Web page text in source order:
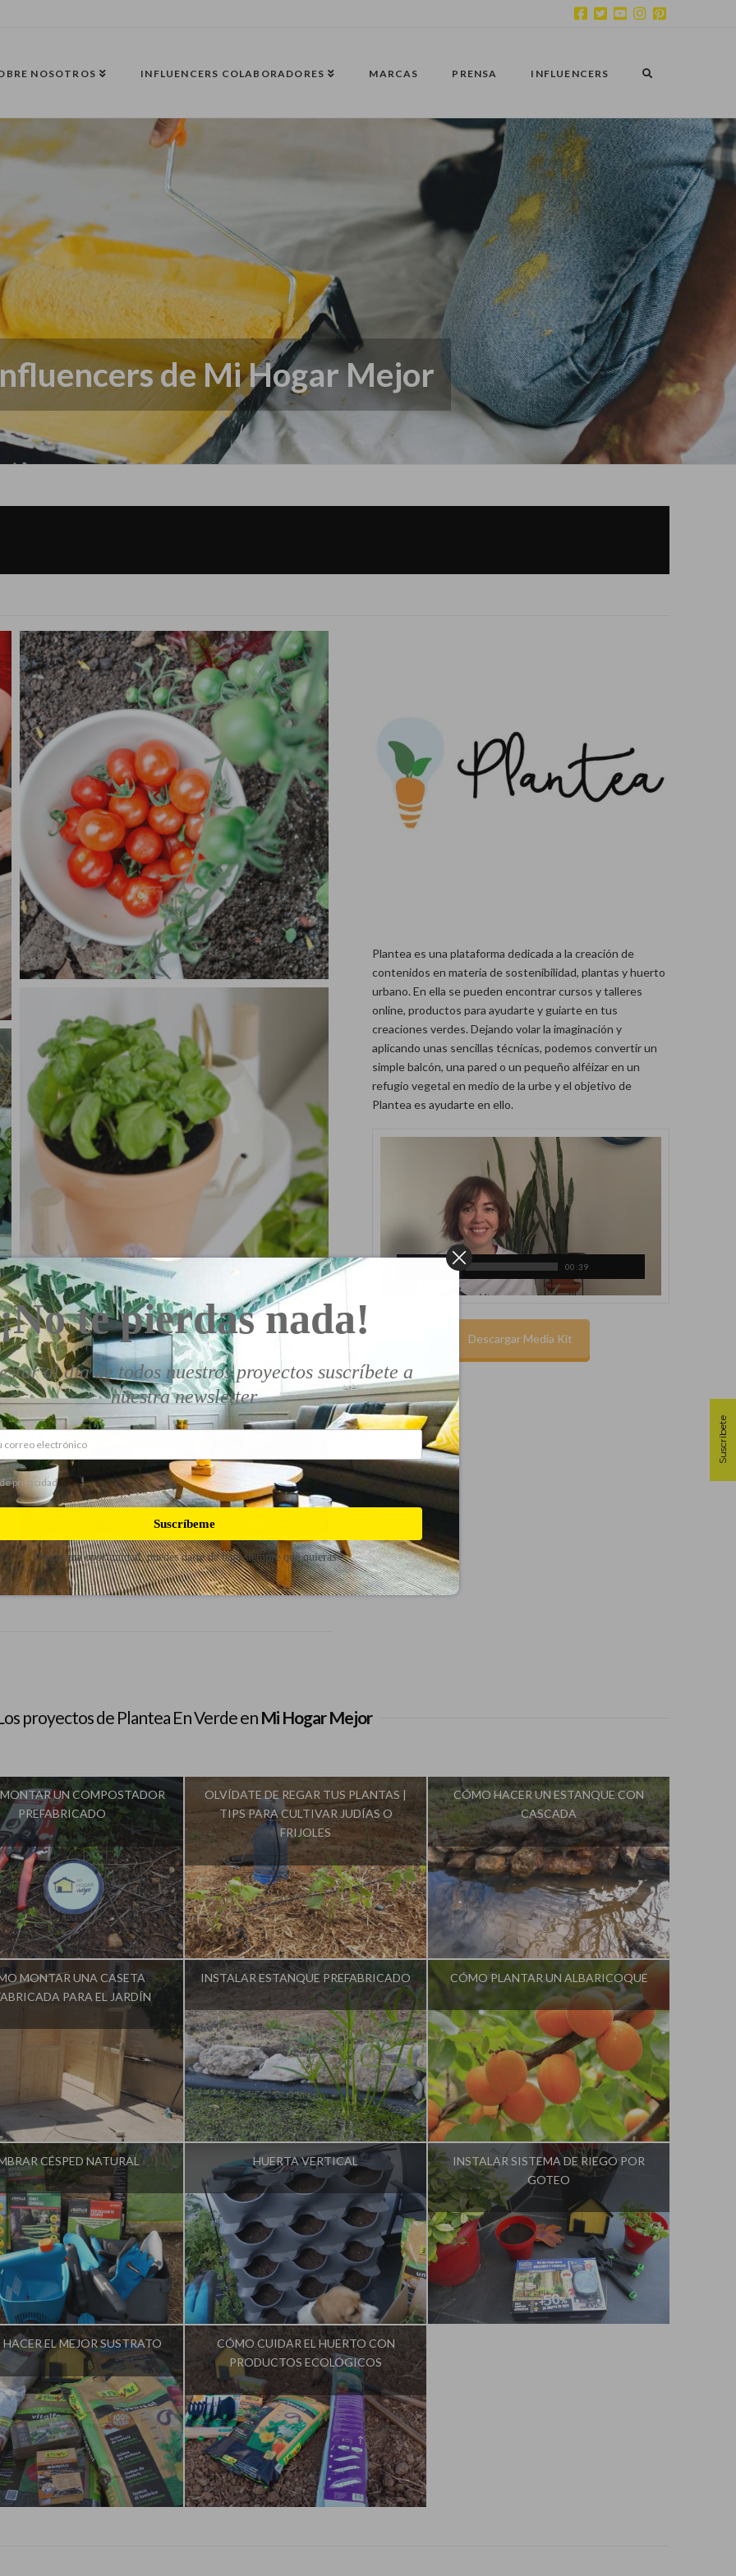
NOSOTROS INFLUENCERS COLABORADORES MARCAS PRENSA INFLUENCERS
de Mi Hogar Mejor
Plantea es una plataforma dedicada a la creación de
contenidos en materia de sostenibilidad, plantas y huerto
urbano. En ella se pueden encontrar cursos y talleres
online, productos para ayudarte y guiarte en tus
creaciones verdes. Dejando volar la imaginación y
aplicando unas sencillas técnicas, podemos convertir un
simple balcón, una pared o un pequeño alféizar en un
refugio vegetal en medio de la urbe y el objetivo de
Plantea es ayudarte en ello.
00:00 00:39
Descargar Media Kit
proyectos de Plantea En Verde en Mi Hogar Mejor
UN COMPOSTADOR
PREFABRICADO
La Huerta de Iván
OLVÍDATE DE REGAR TUS PLANTAS |
TIPS PARA CULTIVAR JUDÍAS O
FRIJOLES
Influencer:La Huerta de Iván
CÓMO HACER UN ESTANQUE CON
CASCADA
Influencer:La Huerta de Iván
MONTAR UNA CASETA
PARA EL JARDÍN
La Huerta de Iván
INSTALAR ESTANQUE PREFABRICADO
Influencer:La Huerta de Iván
CÓMO PLANTAR UN ALBARICOQUE
Influencer:La Huerta de Iván
CÉSPED NATURAL
La Huerta de Iván
HUERTA VERTICAL
Influencer:La Huerta de Iván
INSTALAR SISTEMA DE RIEGO POR
GOTEO
Influencer:La Huerta de Iván
EL MEJOR SUSTRATO
La Huerta de Iván
CÓMO CUIDAR EL HUERTO CON
PRODUCTOS ECOLÓGICOS
Influencer:La Huerta de Iván
Suscríbete
te pierdas nada!
al día de todos nuestros proyectos suscríbete a
nuestra newsletter
privacidad
Suscríbeme
Danos una oportunidad, puedes darte de baja siempre que quieras